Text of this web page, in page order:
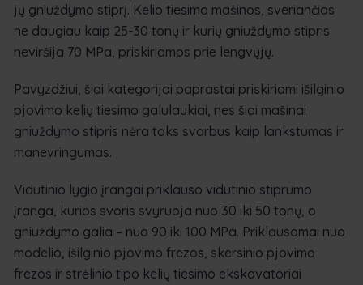
jų gniuždymo stiprį. Kelio tiesimo mašinos, sveriančios
ne daugiau kaip 25-30 tonų ir kurių gniuždymo stipris
neviršija 70 MPa, priskiriamos prie lengvųjų.
Pavyzdžiui, šiai kategorijai paprastai priskiriami išilginio
pjovimo kelių tiesimo galulaukiai, nes šiai mašinai
gniuždymo stipris nėra toks svarbus kaip lankstumas ir
manevringumas.
Vidutinio lygio įrangai priklauso vidutinio stiprumo
įranga, kurios svoris svyruoja nuo 30 iki 50 tonų, o
gniuždymo galia – nuo 90 iki 100 MPa. Priklausomai nuo
modelio, išilginio pjovimo frezos, skersinio pjovimo
frezos ir strėlinio tipo kelių tiesimo ekskavatoriai